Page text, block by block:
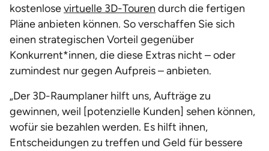
kostenlosevirtuelle 3D-Touren durch die fertigen
Pläne anbieten können. So verschaffen Sie sich
einen strategischen Vorteil gegenüber
Konkurrent*innen, die diese Extras nicht – oder
zumindest nur gegen Aufpreis – anbieten.
„Der 3D-Raumplaner hilft uns, Aufträge zu
gewinnen, weil [potenzielle Kunden] sehen können,
wofür sie bezahlen werden. Es hilft ihnen,
Entscheidungen zu treffen und Geld für bessere